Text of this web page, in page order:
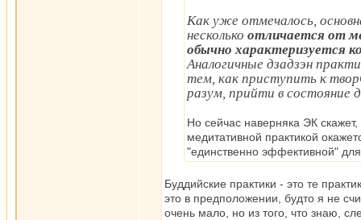
Как уже отмечалось,
несколько отличается от
обычно характеризуется
Аналогичные дзадзэн
тем, как приступить к
разум, прийти в состояние
Но сейчас наверняка ЭК
медитативной практикой
"единственно эффективной"
Буддийские практики - это те
это в предположении, будто я не
очень мало, но из того, что знаю,